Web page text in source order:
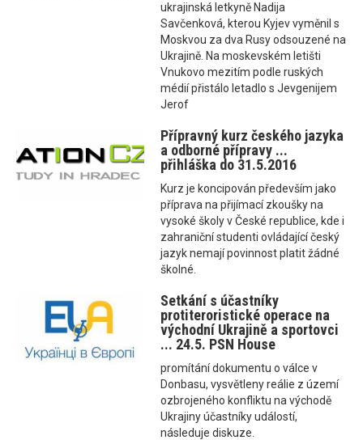
ukrajinská letkyně Nadija
Savčenková, kterou Kyjev vyměnil s
Moskvou za dva Rusy odsouzené na
Ukrajině. Na moskevském letišti
Vnukovo mezitím podle ruských
médií přistálo letadlo s Jevgenijem
Jerof
Přípravný kurz českého jazyka
a odborné přípravy ...
přihláška do 31.5.2016
Kurz je koncipován především jako
příprava na přijímací zkoušky na
vysoké školy v České republice, kde i
zahraniční studenti ovládající český
jazyk nemají povinnost platit žádné
školné.
Setkání s účastníky
protiteroristické operace na
východní Ukrajině a sportovci
... 24.5. PSN House
promítání dokumentu o válce v
Donbasu, vysvětleny reálie z území
ozbrojeného konfliktu na východě
Ukrajiny účastníky událostí,
následuje diskuze.